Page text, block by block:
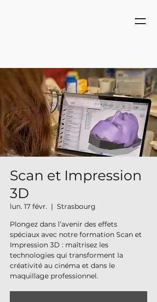
Scan et Impression
3D
lun. 17 févr.
  |
Strasbourg
Plongez dans l’avenir des effets
spéciaux avec notre formation Scan et
Impression 3D : maîtrisez les
technologies qui transforment la
créativité au cinéma et dans le
maquillage professionnel.